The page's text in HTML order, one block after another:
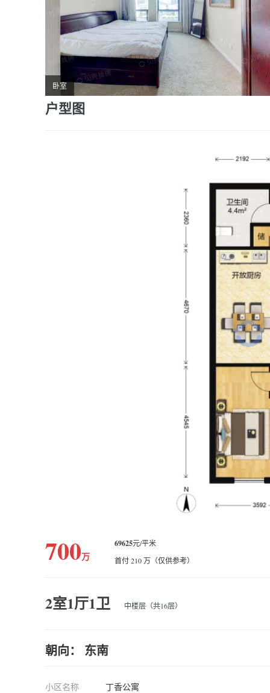
卧室
户型图
700万
69625元/平米
首付 210 万（仅供参考）
2室1厅1卫 中楼层（共16层）
朝向： 东南
小区名称
丁香公寓